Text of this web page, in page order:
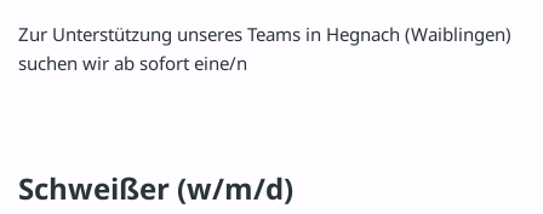
Zur Unterstützung unseres Teams in Hegnach (Waiblingen)
suchen wir ab sofort eine/n
Schweißer (w/m/d)